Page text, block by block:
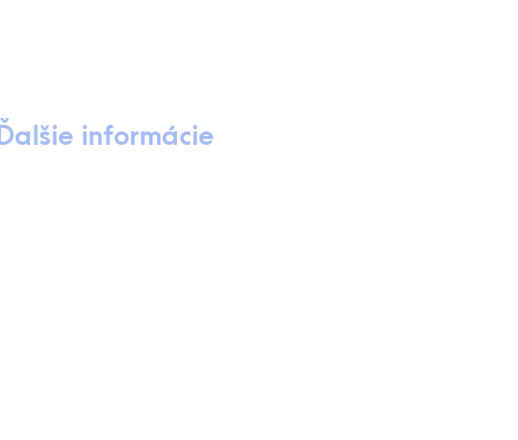
Ďalšie informácie